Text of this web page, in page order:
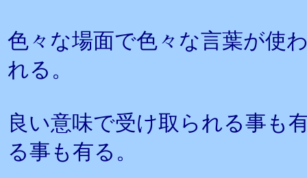
色々な場面で色々な言葉が使
れる。
良い意味で受け取られる事も
る事も有る。